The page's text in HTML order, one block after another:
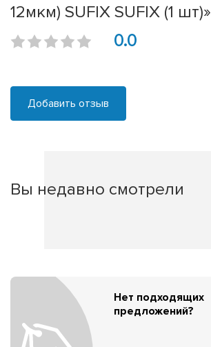
12мкм) SUFIX SUFIX (1 шт)»
0.0
Добавить отзыв
Вы недавно смотрели
Нет подходящих
предложений?